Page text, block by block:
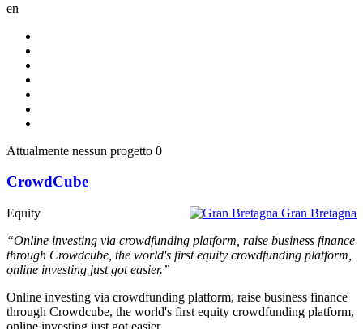
en
Attualmente nessun progetto 0
CrowdCube
Gran Bretagna
Equity
“Online investing via crowdfunding platform, raise business finance
through Crowdcube, the world's first equity crowdfunding platform,
online investing just got easier.”
Online investing via crowdfunding platform, raise business finance
through Crowdcube, the world's first equity crowdfunding platform,
online investing just got easier.